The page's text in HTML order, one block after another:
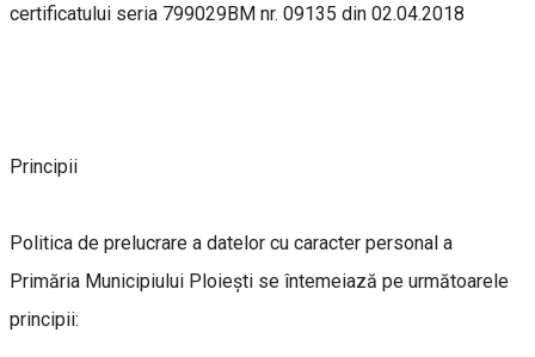
certificatului seria 799029BM nr. 09135 din 02.04.2018
Principii
Politica de prelucrare a datelor cu caracter personal a
Primăria Municipiului Ploiești se întemeiază pe următoarele
principii: